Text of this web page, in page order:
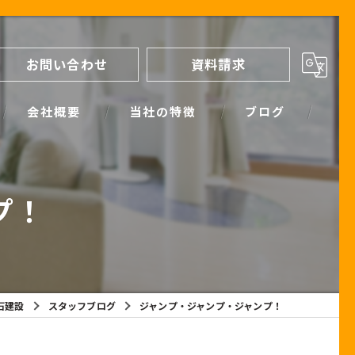
お問い合わせ 資料請求
会社概要 当社の特徴
間取り
断熱
ブログ
スタッフブログ
！
建設 スタッフブログ ジャンプ・ジャンプ・ジャンプ！